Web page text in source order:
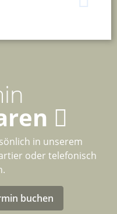
in unserem
oder telefonisch
buchen